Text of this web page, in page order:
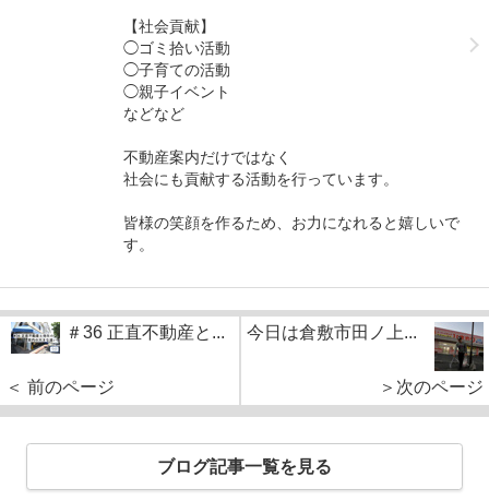
【社会貢献】
◯ゴミ拾い活動
◯子育ての活動
◯親子イベント
などなど
不動産案内だけではなく
社会にも貢献する活動を行っています。
皆様の笑顔を作るため、お力になれると嬉しいで
す。
＃36 正直不動産と...
＜ 前のページ
今日は倉敷市田ノ上...
＞次のページ
ブログ記事一覧を見る